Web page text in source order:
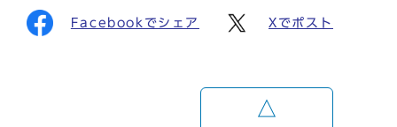
Facebookでシェア Xでポスト